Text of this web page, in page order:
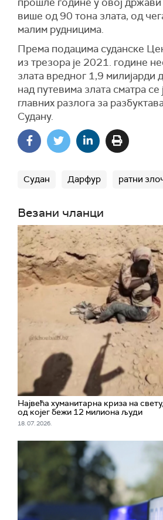
више од 90 тона злата, од
малим рудницима.
Према подацима суданске
из трезора је 2021. године
злата вредног 1,9 милијарди
над путевима злата сматра се
главних разлога за
Судану.
Судан Дарфур ратни
Везани чланци
Највећа хуманитарна криза на
од којег бежи 12 милиона људи
18. 07. 2026.